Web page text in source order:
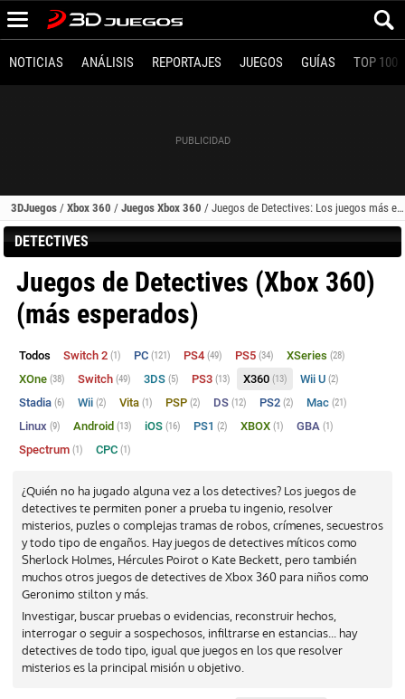
NOTICIAS ANÁLISIS REPORTAJES JUEGOS GUÍAS TOP 100
3DJuegos / Xbox 360 / Juegos Xbox 360 / Juegos de Detectives: Los juegos más esperados (Xbox 360)
DETECTIVES
Juegos de Detectives (Xbox 360)
(más esperados)
Todos Switch 2 (1) PC (121) PS4 (49) PS5 (34) XSeries (28)
XOne (38) Switch (49) 3DS (5) PS3 (13) X360 (13) Wii U (2)
Stadia (6) Wii (2) Vita (1) PSP (2) DS (12) PS2 (2) Mac (21)
Linux (9) Android (13) iOS (16) PS1 (2) XBOX (1) GBA (1)
Spectrum (1) CPC (1)
¿Quién no ha jugado alguna vez a los detectives? Los juegos de
detectives te permiten poner a prueba tu ingenio, resolver
misterios, puzles o complejas tramas de robos, crímenes, secuestros
y todo tipo de engaños. Hay juegos de detectives míticos como
Sherlock Holmes, Hércules Poirot o Kate Beckett, pero también
muchos otros juegos de detectives de Xbox 360 para niños como
Geronimo stilton y más.
Investigar, buscar pruebas o evidencias, reconstruir hechos,
interrogar o seguir a sospechosos, infiltrarse en estancias... hay
detectives de todo tipo, igual que juegos en los que resolver
misterios es la principal misión u objetivo.